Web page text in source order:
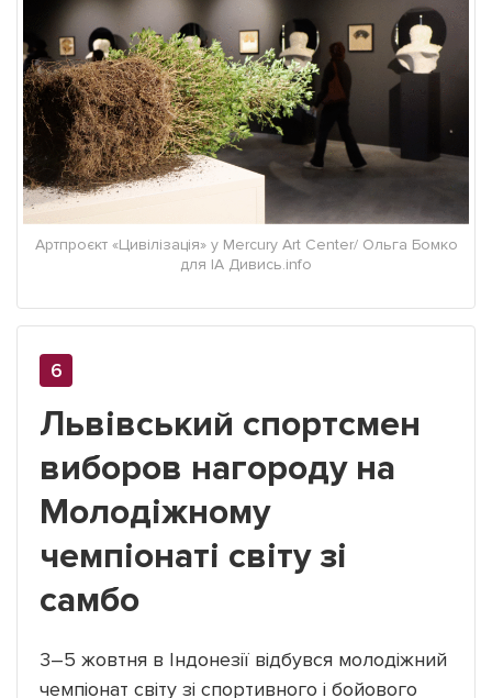
Артпроєкт «Цивілізація» у Mercury Art Center/ Ольга Бомко
для ІА Дивись.info
Львівський спортсмен
виборов нагороду на
Молодіжному
чемпіонаті світу зі
самбо
3–5 жовтня в Індонезії відбувся молодіжний
чемпіонат світу зі спортивного і бойового